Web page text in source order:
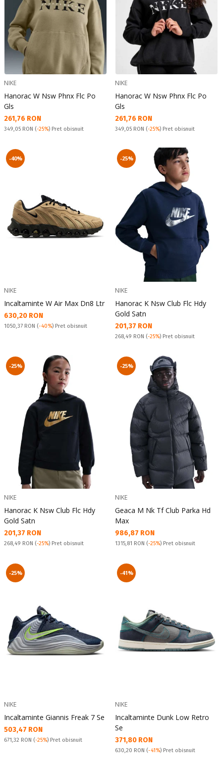
NIKE
Hanorac W Nsw Phnx Flc Po
Gls
Текуща цена:
261,76 RON
Pret obisnuit:
349,05 RON (-25%) Pret obisnuit
NIKE
Hanorac W Nsw Phnx Flc Po
Gls
Текуща цена:
261,76 RON
Pret obisnuit:
349,05 RON (-25%) Pret obisnuit
-40%
NIKE
Incaltaminte W Air Max Dn8 Ltr
Текуща цена:
630,20 RON
Pret obisnuit:
1050,37 RON (-40%) Pret obisnuit
-25%
NIKE
Hanorac K Nsw Club Flc Hdy
Gold Satn
Текуща цена:
201,37 RON
Pret obisnuit:
268,49 RON (-25%) Pret obisnuit
-25%
NIKE
Hanorac K Nsw Club Flc Hdy
Gold Satn
Текуща цена:
201,37 RON
Pret obisnuit:
268,49 RON (-25%) Pret obisnuit
-25%
NIKE
Geaca M Nk Tf Club Parka Hd
Max
Текуща цена:
986,87 RON
Pret obisnuit:
1315,81 RON (-25%) Pret obisnuit
-25%
NIKE
Incaltaminte Giannis Freak 7 Se
Текуща цена:
503,47 RON
Pret obisnuit:
671,32 RON (-25%) Pret obisnuit
-41%
NIKE
Incaltaminte Dunk Low Retro
Se
Текуща цена:
371,80 RON
Pret obisnuit:
630,20 RON (-41%) Pret obisnuit